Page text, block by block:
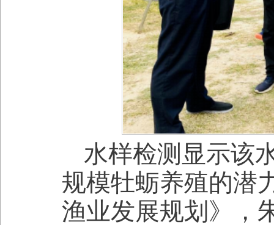
水样检测显示该
规模牡蛎养殖的潜
渔业发展规划》，